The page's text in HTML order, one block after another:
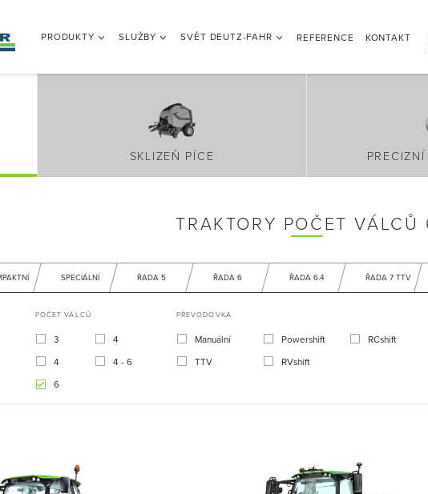
PRODUKTY SLUŽBY SVĚT DEUTZ-FAHR REFERENCE KONTAKT
SKLIZEŇ PÍCE
TRAKTORY POČET VÁLCŮ
SPECIÁLNÍ ŘADA 5 ŘADA 6 ŘADA 6.4 ŘADA 7 TTV
POČET VÁLCŮ
3 4
4 4 - 6
6
PŘEVODOVKA
Manuální Powershift RCshift
TTV RVshift